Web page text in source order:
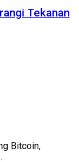
Tekanan
Bitcoin,